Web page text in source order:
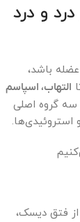
و درد
باشد،
التهاب، اسپاسم
سه گروه اصلی
استروئیدی‌ها.
فتق دیسک،